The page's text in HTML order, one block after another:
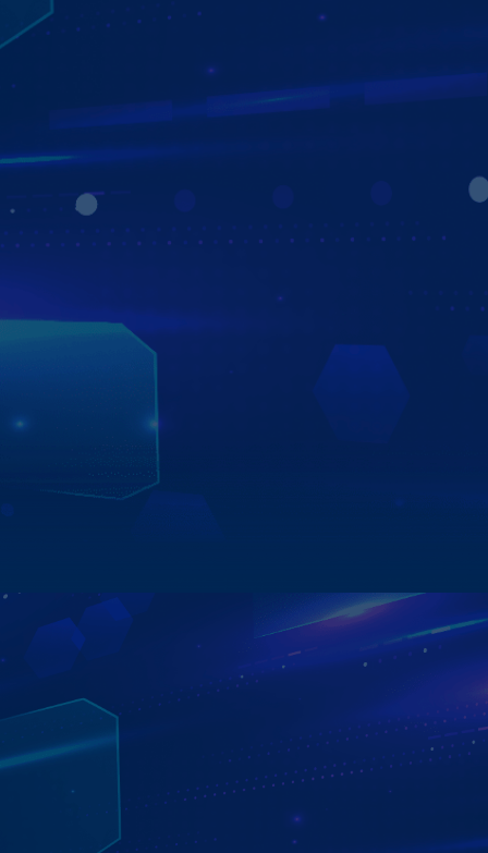
THÔNG MINH - TIỆN ÍCH - AN TOÀN
Màn hình Zestech ZX10 mang đến trải nghiệm lái xe an
toàn và tiện nghi nhờ hàng loạt công nghệ thông minh
vượt trội:
- Điều khiển bằng giọng nói – Ra lệnh nhanh, thao tác
- Định vị xe từ xa – Dễ dàng theo dõi vị trí và hành trình
phương tiện mọi lúc, mọi nơi.
- Giao diện thân thiện – Thiết kế tối ưu, dễ sử dụng, phù
hợp với mọi đối tượng người dùng.
- Độ phân giải Full HD sắc nét – Mang đến hình ảnh rõ
sát.
trình lái xe an toàn – thông minh – hiện đại cùng Zestech.